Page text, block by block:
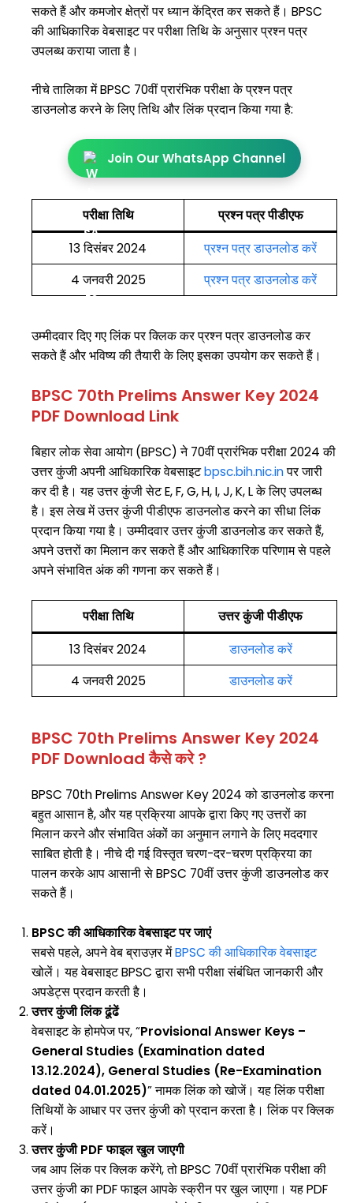
सकते हैं और कमजोर क्षेत्रों पर ध्यान केंद्रित कर सकते हैं। BPSC
की आधिकारिक वेबसाइट पर परीक्षा तिथि के अनुसार प्रश्न पत्र
उपलब्ध कराया जाता है।
नीचे तालिका में BPSC 70वीं प्रारंभिक परीक्षा के प्रश्न पत्र
डाउनलोड करने के लिए तिथि और लिंक प्रदान किया गया है:
Join Our WhatsApp Channel
परीक्षा तिथि
प्रश्न पत्र पीडीएफ
13 दिसंबर 2024
प्रश्न पत्र डाउनलोड करें
4 जनवरी 2025
प्रश्न पत्र डाउनलोड करें
उम्मीदवार दिए गए लिंक पर क्लिक कर प्रश्न पत्र डाउनलोड कर
सकते हैं और भविष्य की तैयारी के लिए इसका उपयोग कर सकते हैं।
BPSC 70th Prelims Answer Key 2024
PDF Download Link
बिहार लोक सेवा आयोग (BPSC) ने 70वीं प्रारंभिक परीक्षा 2024 की
उत्तर कुंजी अपनी आधिकारिक वेबसाइटbpsc.bih.nic.inपर जारी
कर दी है। यह उत्तर कुंजी सेट E, F, G, H, I, J, K, L के लिए उपलब्ध
है। इस लेख में उत्तर कुंजी पीडीएफ डाउनलोड करने का सीधा लिंक
प्रदान किया गया है। उम्मीदवार उत्तर कुंजी डाउनलोड कर सकते हैं,
अपने उत्तरों का मिलान कर सकते हैं और आधिकारिक परिणाम से पहले
अपने संभावित अंक की गणना कर सकते हैं।
परीक्षा तिथि
उत्तर कुंजी पीडीएफ
13 दिसंबर 2024
डाउनलोड करें
4 जनवरी 2025
डाउनलोड करें
BPSC 70th Prelims Answer Key 2024
PDF Download कैसे करे ?
BPSC 70th Prelims Answer Key 2024 को डाउनलोड करना
बहुत आसान है, और यह प्रक्रिया आपके द्वारा किए गए उत्तरों का
मिलान करने और संभावित अंकों का अनुमान लगाने के लिए मददगार
साबित होती है। नीचे दी गई विस्तृत चरण-दर-चरण प्रक्रिया का
पालन करके आप आसानी से BPSC 70वीं उत्तर कुंजी डाउनलोड कर
सकते हैं।
BPSC की आधिकारिक वेबसाइट पर जाएं
सबसे पहले, अपने वेब ब्राउज़र मेंBPSC की आधिकारिक वेबसाइट
खोलें। यह वेबसाइट BPSC द्वारा सभी परीक्षा संबंधित जानकारी और
अपडेट्स प्रदान करती है।
उत्तर कुंजी लिंक ढूंढें
वेबसाइट के होमपेज पर, “Provisional Answer Keys –
General Studies (Examination dated
13.12.2024), General Studies (Re-Examination
dated 04.01.2025)” नामक लिंक को खोजें। यह लिंक परीक्षा
तिथियों के आधार पर उत्तर कुंजी को प्रदान करता है। लिंक पर क्लिक
करें।
उत्तर कुंजी PDF फाइल खुल जाएगी
जब आप लिंक पर क्लिक करेंगे, तो BPSC 70वीं प्रारंभिक परीक्षा की
उत्तर कुंजी का PDF फाइल आपके स्क्रीन पर खुल जाएगा। यह PDF